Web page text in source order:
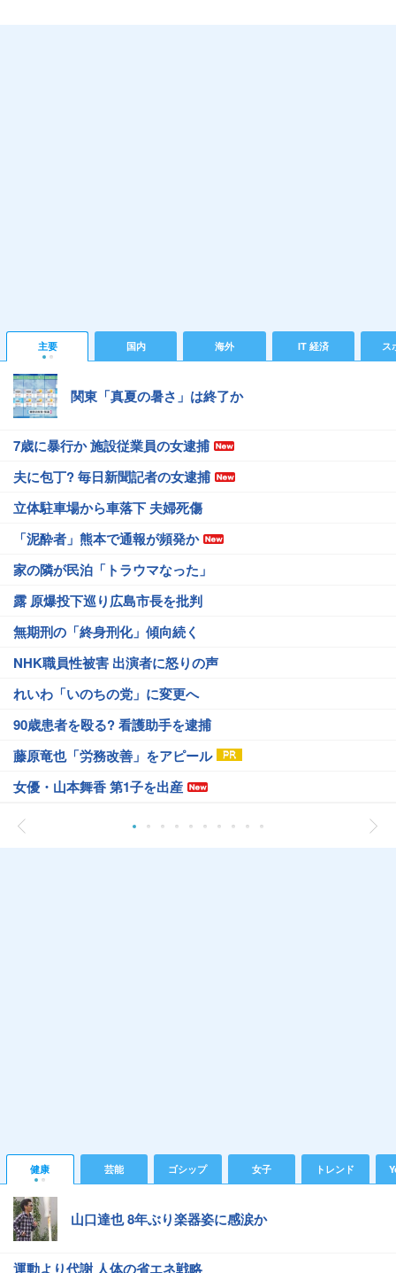
主要 国内 海外 IT 経済 ス
関東「真夏の暑さ」は終了か
7歳に暴行か 施設従業員の女逮捕
夫に包丁? 毎日新聞記者の女逮捕
立体駐車場から車落下 夫婦死傷
「泥酔者」熊本で通報が頻発か
家の隣が民泊「トラウマなった」
露 原爆投下巡り広島市長を批判
無期刑の「終身刑化」傾向続く
NHK職員性被害 出演者に怒りの声
れいわ「いのちの党」に変更へ
90歳患者を殴る? 看護助手を逮捕
藤原竜也「労務改善」をアピール
女優・山本舞香 第1子を出産
健康 芸能 ゴシップ 女子 トレンド
山口達也 8年ぶり楽器姿に感涙か
運動より代謝 人体の省エネ戦略